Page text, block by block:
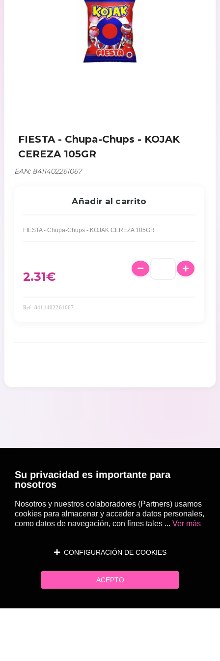
FIESTA - Chupa-Chups - KOJAK
CEREZA 105GR
EAN: 8411402261067
Añadir al carrito
FIESTA - Chupa-Chups - KOJAK CEREZA 105GR
2.31€
Ref: 8411402261067
Su privacidad es importante para
nosotros
Nosotros y nuestros colaboradores (Partners) usamos
cookies para almacenar y acceder a datos personales,
como datos de navegación, con fines tales ... Ver más
CONFIGURACIÓN DE COOKIES
ACEPTO